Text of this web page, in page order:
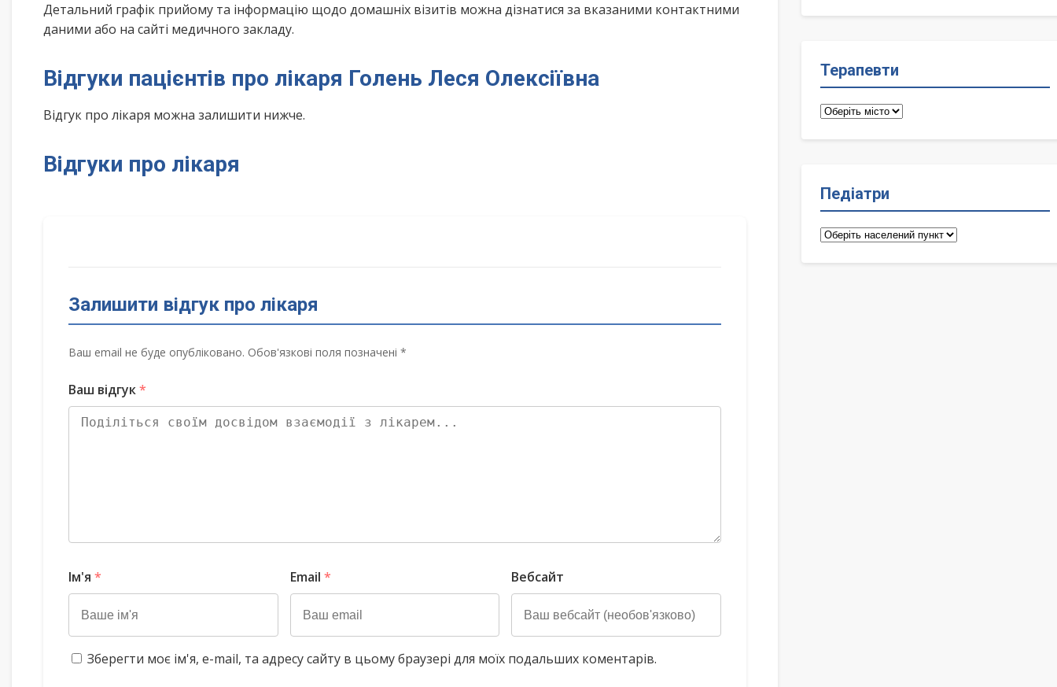
Детальний графік прийому та інформацію щодо домашніх візитів можна дізнатися за вказаними контактними
даними або на сайті медичного закладу.
Відгуки пацієнтів про лікаря Голень Леся Олексіївна
Відгук про лікаря можна залишити нижче.
Відгуки про лікаря
Залишити відгук про лікаря
Ваш email не буде опубліковано. Обов'язкові поля позначені *
Ваш відгук*
Ім'я * Email * Вебсайт
Зберегти моє ім'я, e-mail, та адресу сайту в цьому браузері для моїх подальших коментарів.
Терапевти
Терапевти
Педіатри
Педіатри